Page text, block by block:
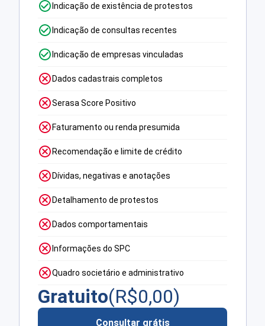
Indicação de existência de protestos
Indicação de consultas recentes
Indicação de empresas vinculadas
Dados cadastrais completos
Serasa Score Positivo
Faturamento ou renda presumida
Recomendação e limite de crédito
Dívidas, negativas e anotações
Detalhamento de protestos
Dados comportamentais
Informações do SPC
Quadro societário e administrativo
Gratuito(R$0,00)
Consultar grátis